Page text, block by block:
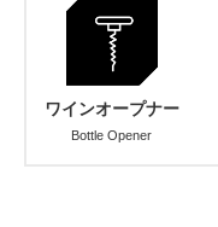
ワインオープナー
Bottle Opener